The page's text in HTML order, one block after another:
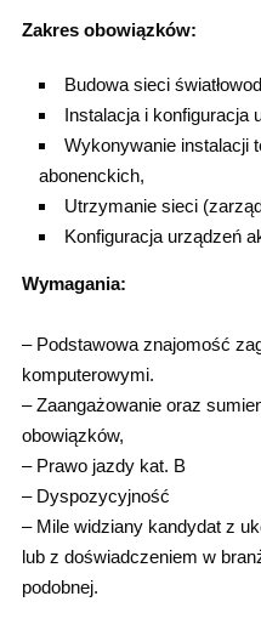
Zakres obowiązków:
Budowa sieci
Instalacja i konfiguracja
Wykonywanie instalacji
abonenckich,
Utrzymanie sieci
Konfiguracja urządzeń
Wymagania:
– Podstawowa znajomość
komputerowymi.
– Zaangażowanie oraz
obowiązków,
– Prawo jazdy kat. B
– Dyspozycyjność
– Mile widziany kandydat z
lub z doświadczeniem w
podobnej.